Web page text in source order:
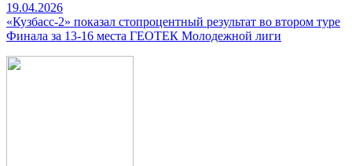
19.04.2026
«Кузбасс-2» показал стопроцентный результат во втором туре
Финала за 13-16 места ГЕОТЕК Молодежной лиги